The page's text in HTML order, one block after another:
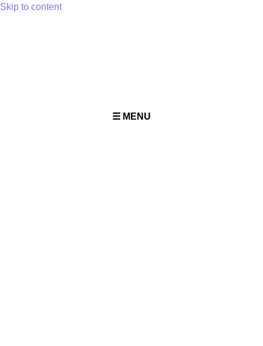
Skip to content
☰ MENU